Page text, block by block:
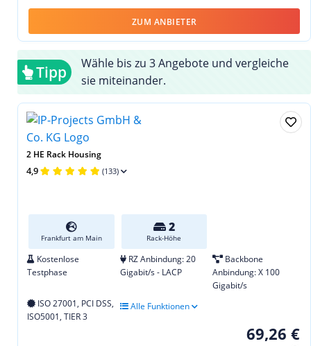
ZUM ANBIETER
Tipp
Wähle bis zu 3 Angebote und vergleiche
sie miteinander.
2 HE Rack Housing
4,9 (133)
Frankfurt am Main
2
Rack-Höhe
Kostenlose
Testphase
RZ Anbindung: 20
Gigabit/s - LACP
Backbone
Anbindung: X 100
Gigabit/s
ISO 27001, PCI DSS,
ISO5001, TIER 3
Alle Funktionen
69,26 €